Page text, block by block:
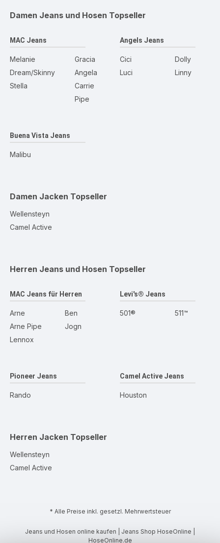
Damen Jeans und Hosen Topseller
MAC Jeans
Melanie
Dream/Skinny
Stella
Gracia
Angela
Carrie
Pipe
Angels Jeans
Cici
Luci
Dolly
Linny
Buena Vista Jeans
Malibu
Damen Jacken Topseller
Wellensteyn
Camel Active
Herren Jeans und Hosen Topseller
MAC Jeans für Herren
Arne
Arne Pipe
Lennox
Ben
Jogn
Levi's® Jeans
501® 511™
Pioneer Jeans
Rando
Camel Active Jeans
Houston
Herren Jacken Topseller
Wellensteyn
Camel Active
* Alle Preise inkl. gesetzl. Mehrwertsteuer
Jeans und Hosen online kaufen | Jeans Shop HoseOnline |
HoseOnline.de